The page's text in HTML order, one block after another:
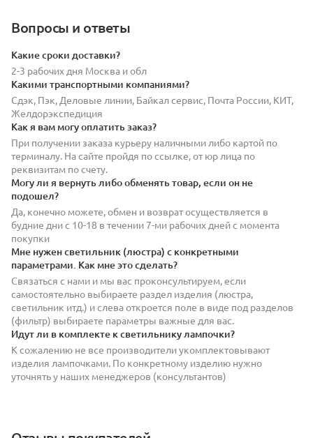
Вопросы и ответы
Какие сроки доставки?
2-3 рабочих дня Москва и обл
Какими транспортными компаниями?
Сдэк, Пэк, Деловые линии, Байкал сервис, Почта России, КИТ,
Желдорэкспедиция
Как я вам могу оплатить заказ?
При получении заказа курьеру наличными либо картой по
терминалу. На сайте пройдя по ссылке, от юр лица по
реквизитам по счету.
Могу ли я вернуть либо обменять товар, если он не
подошел?
Да, конечно можете, обмен и возврат осуществляется в
будние дни с 10-18 в течении 7-ми рабочих дней с момента
покупки
Мне нужен светильник (люстра) с конкретными
параметрами. Как мне это сделать?
Связаться с нами и мы вас проконсультируем, если
самостоятельно выбираете раздел изделия (люстра,
светильник итд.) и слева откроется поле в виде под разделов
(фильтр) выбираете параметры важные для вас.
Идут ли в комплекте к светильнику лампочки?
К сожалению не все производители укомплектовывают
изделия лампочками. По конкретному изделию нужно
уточнять у наших менеджеров (консультантов)